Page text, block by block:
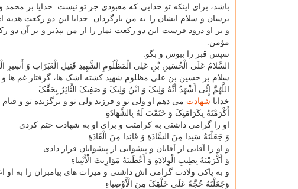
باشد، برای اینکه تو خدایی که معبودی جز تو نیست. خدایا بر
برسان و سلام ایشان را به من بازگردان. خدایا این دو رکعت
و بر او درود فرست این دو رکعت نماز را از من بپذیر و بر آن دو
مؤمن.
سپس قبر را ببوس و بگو:
السَّلامُ عَلَی الْحُسَینِ بْنِ عَلِی الْمَظْلُومِ الشَّهِیدِ قَتِیلِ الْعَبَرَاتِ وَ أَسِیرِ
سلام بر حسین بن علی مظلوم شهید کشته اشک ها، گرفتار غم ها
اللَّهُمَّ إِنِّی أَشْهَدُ أَنَّهُ وَلِیکَ وَ ابْنُ وَلِیکَ وَ صَفِیکَ الثَّائِرُ بِحَقِّکَ
خدایا شهادت می دهم او ولی تو و فرزند ولی تو و برگزیده تو و
أَکْرَمْتَهُ بِکَرَامَتِکَ وَ خَتَمْتَ لَهُ بِالشَّهَادَةِ
او را گرامی داشتی به کرامتت و برای او به شهادت ختم کردی
وَ جَعَلْتَهُ سَیدا مِنَ السَّادَةِ وَ قَائِدا مِنَ الْقَادَةِ
و او را آقایی از آقایان و پیشوایی از پیشوایان قرار دادی
وَ أَکْرَمْتَهُ بِطِیبِ الْوِلادَةِ وَ أَعْطَیتَهُ مَوَارِیثَ الْأَنْبِیاءِ
و به پاکی ولادت گرامی اش داشتی و میراث های پیامبران را به او
وَجَعَلْتَهُ حُجَّةً عَلَی خَلْقِکَ مِنَ الْأَوْصِیاءِ